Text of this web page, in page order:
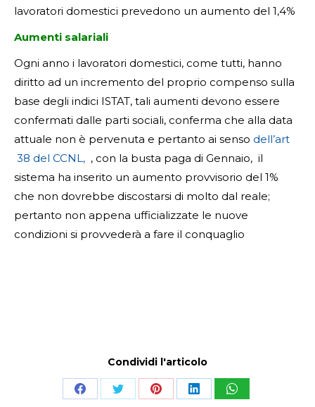
lavoratori domestici prevedono un aumento del 1,4%
Aumenti salariali
Ogni anno i lavoratori domestici, come tutti, hanno
diritto ad un incremento del proprio compenso sulla
base degli indici ISTAT, tali aumenti devono essere
confermati dalle parti sociali, conferma che alla data
attuale non è pervenuta e pertanto ai senso dell’art
38 del CCNL, , con la busta paga di Gennaio, il
sistema ha inserito un aumento provvisorio del 1%
che non dovrebbe discostarsi di molto dal reale;
pertanto non appena ufficializzate le nuove
condizioni si provvederà a fare il conquaglio
Condividi l'articolo
Share Share Share Share Share